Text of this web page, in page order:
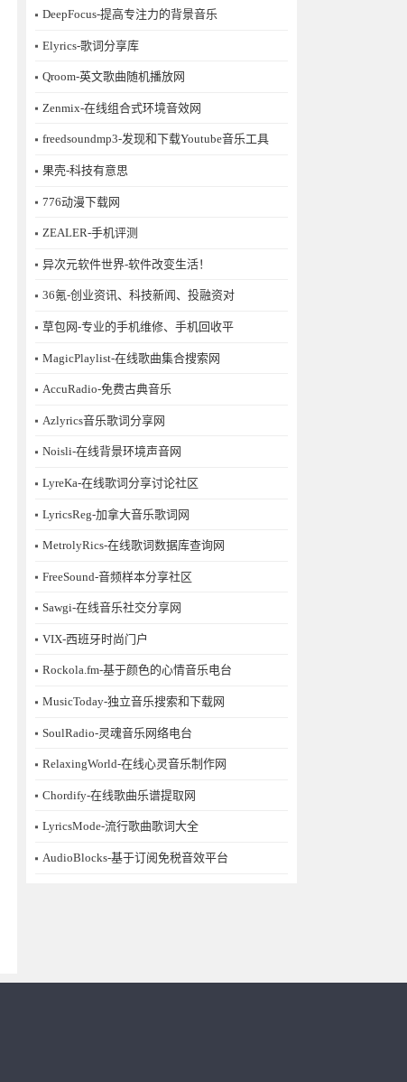
DeepFocus-提高专注力的背景音乐
Elyrics-歌词分享库
Qroom-英文歌曲随机播放网
Zenmix-在线组合式环境音效网
freedsoundmp3-发现和下载Youtube音乐工具
果壳-科技有意思
776动漫下载网
ZEALER-手机评测
异次元软件世界-软件改变生活！
36氪-创业资讯、科技新闻、投融资对
草包网-专业的手机维修、手机回收平
MagicPlaylist-在线歌曲集合搜索网
AccuRadio-免费古典音乐
Azlyrics音乐歌词分享网
Noisli-在线背景环境声音网
LyreKa-在线歌词分享讨论社区
LyricsReg-加拿大音乐歌词网
MetrolyRics-在线歌词数据库查询网
FreeSound-音频样本分享社区
Sawgi-在线音乐社交分享网
​VIX-西班牙时尚门户
Rockola.fm-基于颜色的心情音乐电台
MusicToday-独立音乐搜索和下载网
SoulRadio-灵魂音乐网络电台
RelaxingWorld-在线心灵音乐制作网
Chordify-在线歌曲乐谱提取网
LyricsMode-流行歌曲歌词大全
AudioBlocks-基于订阅免税音效平台